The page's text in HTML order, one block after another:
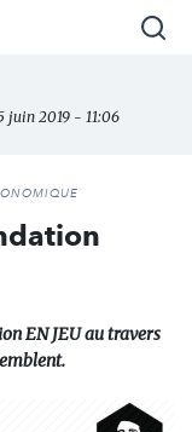
juin 2019 - 11:06
EN JEU au travers